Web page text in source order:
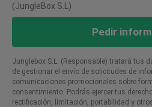
(JungleBox S.L)
Pedir
Junglebox S.L. (Responsable) tratará tus
de gestionar el envío de solicitudes de
comunicaciones promocionales sobre
consentimiento. Podrás ejercer tus
rectificación, limitación, portabilidad y